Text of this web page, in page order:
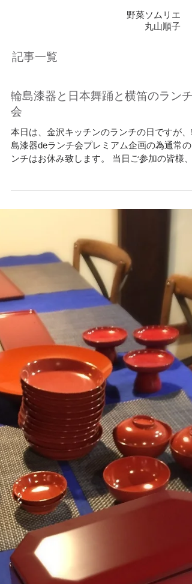
野菜ソムリエ
丸山順子
記事一覧
輪島漆器と日本舞踊と横笛のランチ
会
本日は、金沢キッチンのランチの日ですが、
島漆器deランチ会プレミアム企画の為通常の
ンチはお休み致します。 当日ご参加の皆様、
と金沢キッチンでお過...